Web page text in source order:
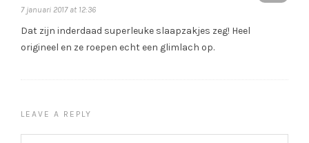
7 januari 2017 at 12:36
Dat zijn inderdaad superleuke slaapzakjes zeg! Heel
origineel en ze roepen echt een glimlach op.
LEAVE A REPLY